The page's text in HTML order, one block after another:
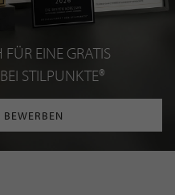
FÜR EINE GRATIS
STILPUNKTE®